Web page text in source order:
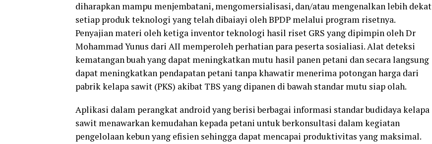
diharapkan mampu menjembatani, mengomersialisasi, dan/atau mengenalkan lebih dekat
setiap produk teknologi yang telah dibaiayi oleh BPDP melalui program risetnya.
Penyajian materi oleh ketiga inventor teknologi hasil riset GRS yang dipimpin oleh Dr
Mohammad Yunus dari AII memperoleh perhatian para peserta sosialiasi. Alat deteksi
kematangan buah yang dapat meningkatkan mutu hasil panen petani dan secara langsung
dapat meningkatkan pendapatan petani tanpa khawatir menerima potongan harga dari
pabrik kelapa sawit (PKS) akibat TBS yang dipanen di bawah standar mutu siap olah.
Aplikasi dalam perangkat android yang berisi berbagai informasi standar budidaya kelapa
sawit menawarkan kemudahan kepada petani untuk berkonsultasi dalam kegiatan
pengelolaan kebun yang efisien sehingga dapat mencapai produktivitas yang maksimal.